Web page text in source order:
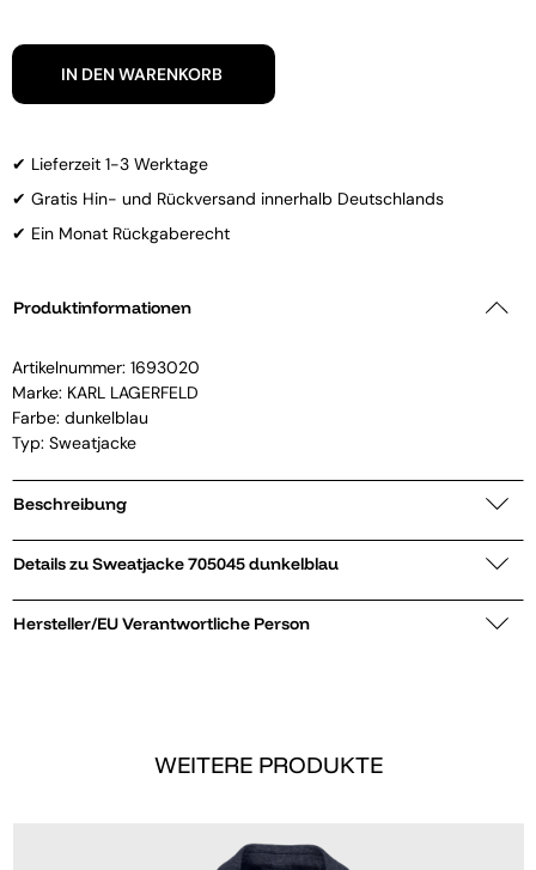
IN DEN WARENKORB
✔ Lieferzeit 1-3 Werktage
✔ Gratis Hin- und Rückversand innerhalb Deutschlands
✔ Ein Monat Rückgaberecht
Produktinformationen
Artikelnummer: 1693020
Marke: KARL LAGERFELD
Farbe: dunkelblau
Typ: Sweatjacke
Beschreibung
Details zu Sweatjacke 705045 dunkelblau
Hersteller/EU Verantwortliche Person
WEITERE PRODUKTE